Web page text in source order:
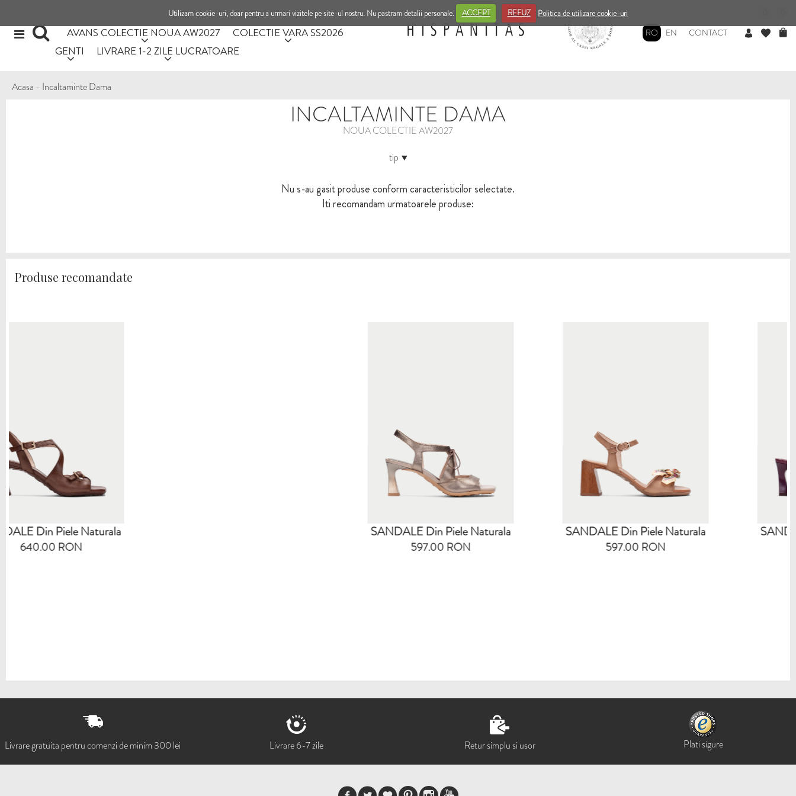
Utilizam cookie-uri, doar pentru a urmari vizitele pe site-ul nostru. Nu pastram detalii personale. ACCEPT REFUZ Politica de utilizare cookie-uri
AVANS COLECTIE NOUA AW2027
COLECTIE VARA SS2026
GENTI
LIVRARE 1-2 ZILE LUCRATOARE
RO EN CONTACT
Acasa - Incaltaminte Dama
INCALTAMINTE DAMA
NOUA COLECTIE AW2027
tip
Nu s-au gasit produse conform caracteristicilor selectate.
Iti recomandam urmatoarele produse:
Produse recomandate
SANDALE Din Piele Naturala SANDALE Din Piele Naturala SANDALE Din Piele Naturala
Livrare gratuita pentru comenzi de minim 300 lei Livrare 6-7 zile Retur simplu si usor Plati sigure